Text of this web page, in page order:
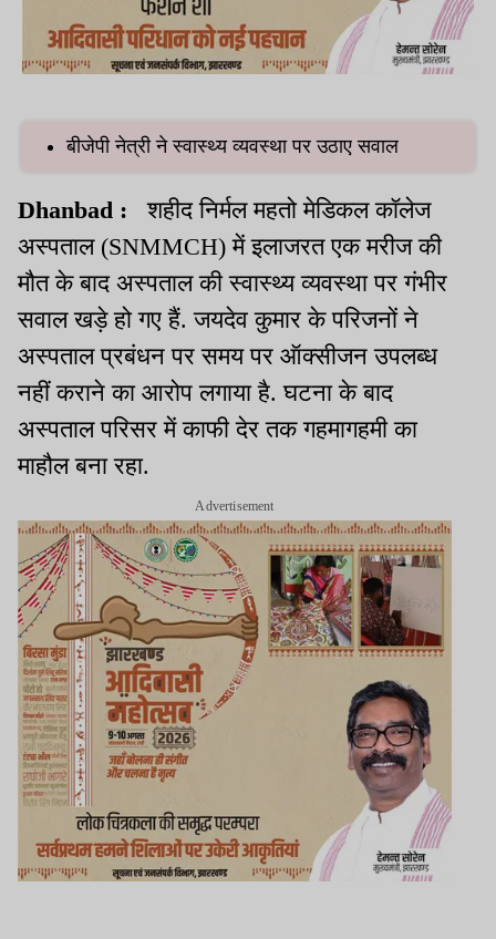
बीजेपी नेत्री ने स्वास्थ्य व्यवस्था पर उठाए सवाल
Dhanbad :
शहीद निर्मल महतो मेडिकल कॉलेज
अस्पताल (SNMMCH) में इलाजरत एक मरीज की
मौत के बाद अस्पताल की स्वास्थ्य व्यवस्था पर गंभीर
सवाल खड़े हो गए हैं. जयदेव कुमार के परिजनों ने
अस्पताल प्रबंधन पर समय पर ऑक्सीजन उपलब्ध
नहीं कराने का आरोप लगाया है. घटना के बाद
अस्पताल परिसर में काफी देर तक गहमागहमी का
माहौल बना रहा.
Advertisement